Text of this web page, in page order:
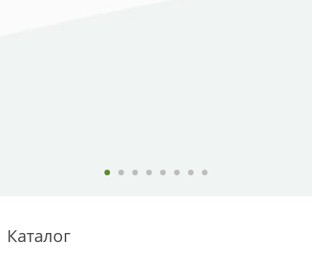
Каталог